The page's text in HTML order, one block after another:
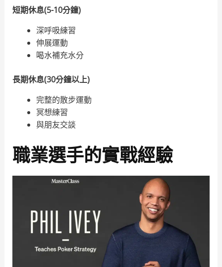
短期休息(5-10分鐘)
深呼吸練習
伸展運動
喝水補充水分
長期休息(30分鐘以上)
完整的散步運動
冥想練習
與朋友交談
職業選手的實戰經驗